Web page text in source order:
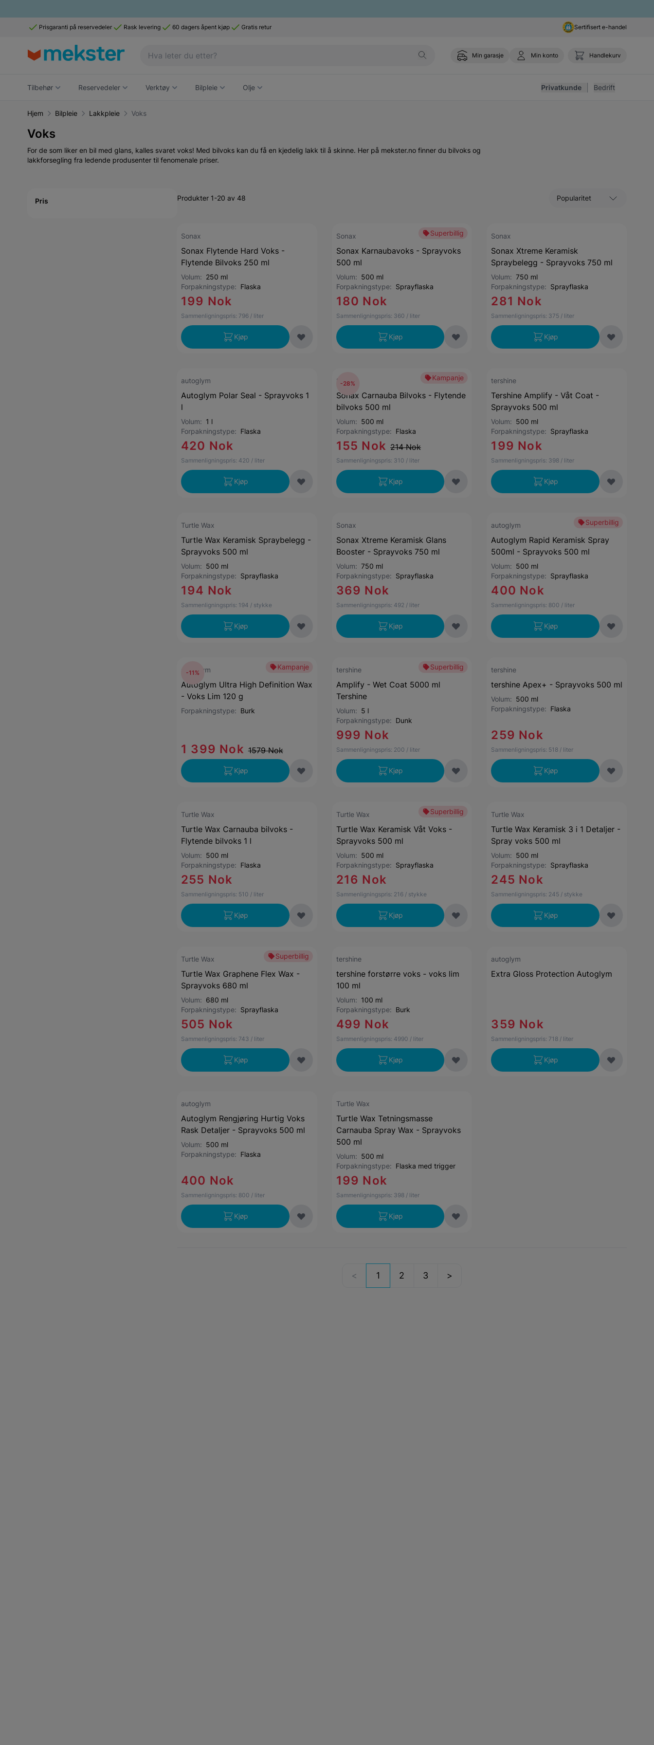
Prisgaranti på reservedeler Rask levering 60 dagers åpent kjøp Gratis retur Sertifisert e-handel
Min garasje Min konto Handlekurv
Tilbehør Reservedeler Verktøy Bilpleie Olje Privatkunde Bedrift
Hjem Bilpleie Lakkpleie Voks
Voks
For de som liker en bil med glans, kalles svaret voks! Med bilvoks kan du få en kjedelig lakk til å skinne. Her på mekster.no finner du bilvoks og
lakkforsegling fra ledende produsenter til fenomenale priser.
Pris
Sorter etter
Produkter 1-20 av 48
Sonax
Sonax Flytende Hard Voks -
Flytende Bilvoks 250 ml
Volum: 250 ml
Forpakningstype: Flaska
199 Nok
Sammenligningspris: 796 / liter
Kjøp
Superbillig
Sonax
Sonax Karnaubavoks - Sprayvoks
500 ml
Volum: 500 ml
Forpakningstype: Sprayflaska
180 Nok
Sammenligningspris: 360 / liter
Kjøp
Sonax
Sonax Xtreme Keramisk
Spraybelegg - Sprayvoks 750 ml
Volum:750 ml
Forpakningstype: Sprayflaska
281 Nok
Sammenligningspris: 375 / liter
Kjøp
autoglym
Autoglym Polar Seal - Sprayvoks 1
l
Volum: 1 l
Forpakningstype: Flaska
420 Nok
Sammenligningspris: 420 / liter
Kjøp
Kampanje
Sonax
Sonax Carnauba Bilvoks - Flytende
bilvoks 500 ml
Volum: 500 ml
Forpakningstype: Flaska
155 Nok 214 Nok
Sammenligningspris: 310 / liter
-28%
Kjøp
tershine
Tershine Amplify - Våt Coat -
Sprayvoks 500 ml
Volum: 500 ml
Forpakningstype: Sprayflaska
199 Nok
Sammenligningspris: 398 / liter
Kjøp
Turtle Wax
Turtle Wax Keramisk Spraybelegg -
Sprayvoks 500 ml
Volum: 500 ml
Forpakningstype: Sprayflaska
194 Nok
Sammenligningspris: 194 / stykke
Kjøp
Sonax
Sonax Xtreme Keramisk Glans
Booster - Sprayvoks 750 ml
Volum: 750 ml
Forpakningstype: Sprayflaska
369 Nok
Sammenligningspris: 492 / liter
Kjøp
Superbillig
autoglym
Autoglym Rapid Keramisk Spray
500ml - Sprayvoks 500 ml
Volum: 500 ml
Forpakningstype: Sprayflaska
400 Nok
Sammenligningspris: 800 / liter
Kjøp
Kampanje
autoglym
Autoglym Ultra High Definition Wax
- Voks Lim 120 g
Forpakningstype: Burk
1 399 Nok 1579 Nok
-11%
Kjøp
Superbillig
tershine
Amplify - Wet Coat 5000 ml
Tershine
Volum: 5 l
Forpakningstype: Dunk
999 Nok
Sammenligningspris: 200 / liter
Kjøp
tershine
tershine Apex+ - Sprayvoks 500 ml
Volum: 500 ml
Forpakningstype: Flaska
259 Nok
Sammenligningspris: 518 / liter
Kjøp
Turtle Wax
Turtle Wax Carnauba bilvoks -
Flytende bilvoks 1 l
Volum: 500 ml
Forpakningstype: Flaska
255 Nok
Sammenligningspris: 510 / liter
Kjøp
Superbillig
Turtle Wax
Turtle Wax Keramisk Våt Voks -
Sprayvoks 500 ml
Volum: 500 ml
Forpakningstype: Sprayflaska
216 Nok
Sammenligningspris: 216 / stykke
Kjøp
Turtle Wax
Turtle Wax Keramisk 3 i 1 Detaljer -
Spray voks 500 ml
Volum: 500 ml
Forpakningstype: Sprayflaska
245 Nok
Sammenligningspris: 245 / stykke
Kjøp
Superbillig
Turtle Wax
Turtle Wax Graphene Flex Wax -
Sprayvoks 680 ml
Volum: 680 ml
Forpakningstype: Sprayflaska
505 Nok
Sammenligningspris: 743 / liter
Kjøp
tershine
tershine forstørre voks - voks lim
100 ml
Volum: 100 ml
Forpakningstype: Burk
499 Nok
Sammenligningspris: 4990 / liter
Kjøp
autoglym
Extra Gloss Protection Autoglym
359 Nok
Sammenligningspris: 718 / liter
Kjøp
autoglym
Autoglym Rengjøring Hurtig Voks
Rask Detaljer - Sprayvoks 500 ml
Volum: 500 ml
Forpakningstype: Flaska
400 Nok
Sammenligningspris: 800 / liter
Kjøp
Turtle Wax
Turtle Wax Tetningsmasse
Carnauba Spray Wax - Sprayvoks
500 ml
Volum: 500 ml
Forpakningstype: Flaska med trigger
199 Nok
Sammenligningspris: 398 / liter
Kjøp
1 2 3